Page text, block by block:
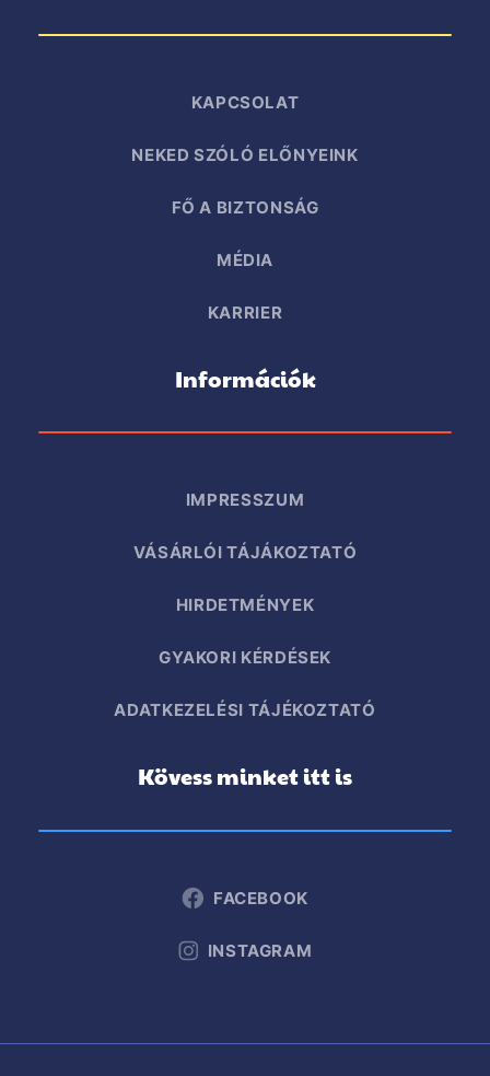
KAPCSOLAT
NEKED SZÓLÓ ELŐNYEINK
FŐ A BIZTONSÁG
MÉDIA
KARRIER
Információk
IMPRESSZUM
VÁSÁRLÓI TÁJÁKOZTATÓ
HIRDETMÉNYEK
GYAKORI KÉRDÉSEK
ADATKEZELÉSI TÁJÉKOZTATÓ
Kövess minket itt is
FACEBOOK
INSTAGRAM